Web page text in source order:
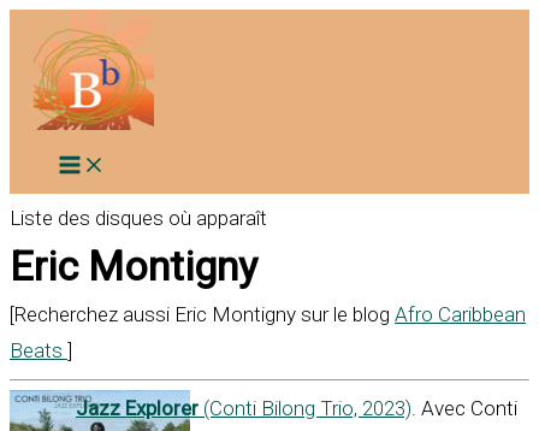
contenu
Liste des disques où apparaît
Eric Montigny
[Recherchez aussi Eric Montigny sur le blog Afro Caribbean
Beats ]
Jazz Explorer (Conti Bilong Trio, 2023). Avec Conti